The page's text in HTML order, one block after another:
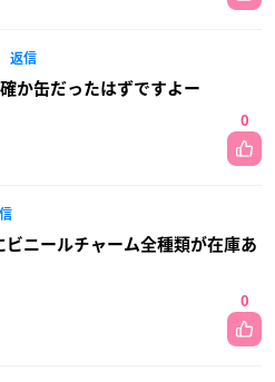
返信
か缶だったはずですよー
0
ニールチャーム全種類が在庫あ
0